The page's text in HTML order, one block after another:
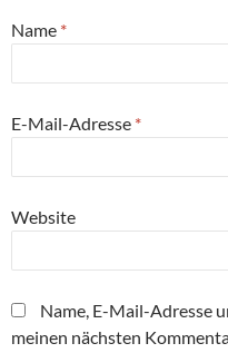
Name *
E-Mail-Adresse *
Website
Name, E-Mail-Adresse
meinen nächsten